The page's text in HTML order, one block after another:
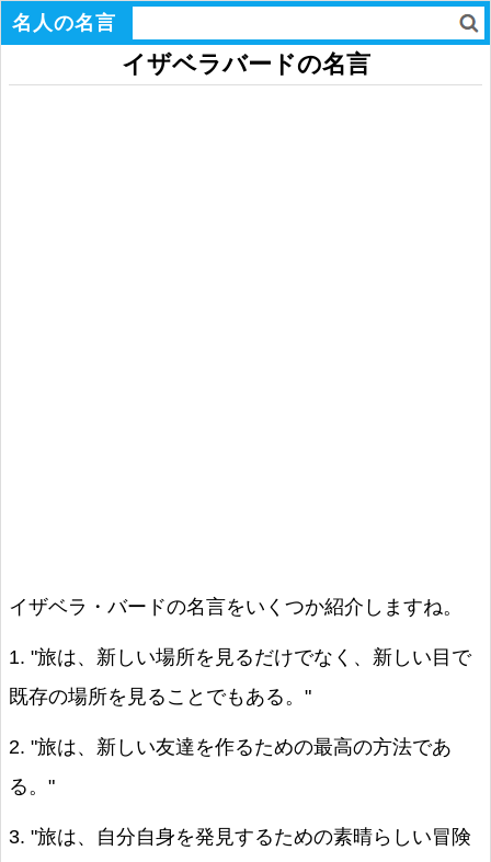
名人の名言
イザベラバードの名言
イザベラ・バードの名言をいくつか紹介しますね。
1. "旅は、新しい場所を見るだけでなく、新しい目で
既存の場所を見ることでもある。"
2. "旅は、新しい友達を作るための最高の方法であ
る。"
3. "旅は、自分自身を発見するための素晴らしい冒険